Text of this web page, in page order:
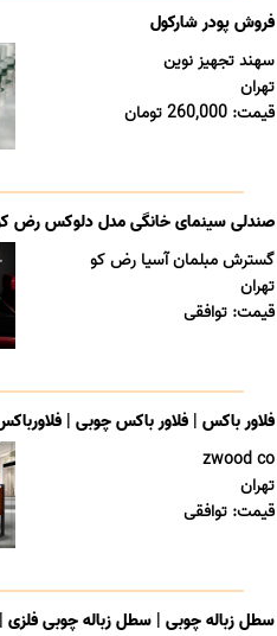
فروش پودر شارکول
سهند تجهیز نوین
تهران
قیمت: 260,000 تومان
صندلی سینمای خانگی مدل دلوکس رض
گسترش مبلمان آسیا رض کو
تهران
قیمت: توافقی
فلاور باکس | فلاور باکس چوبی |
zwood co
تهران
قیمت: توافقی
سطل زباله چوبی | سطل زباله چوبی